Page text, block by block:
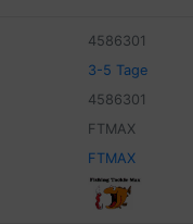
4586301
3-5 Tage
4586301
FTMAX
FTMAX